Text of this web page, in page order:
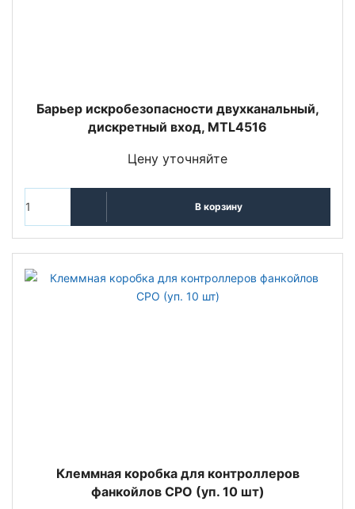
Барьер искробезопасности двухканальный,
дискретный вход, MTL4516
Цену уточняйте
В корзину
Клеммная коробка для контроллеров
фанкойлов CPO (уп. 10 шт)